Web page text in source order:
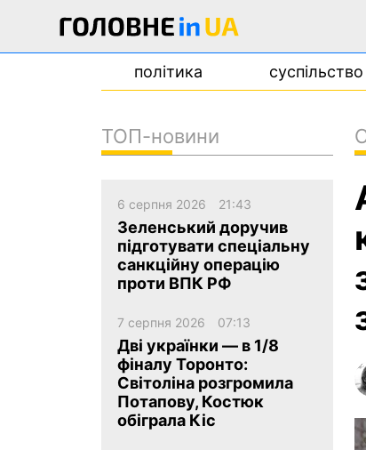
політика суспільство
ТОП-новини
6 серпня 2026 21:43
Зеленський доручив
підготувати спеціальну
санкційну операцію
проти ВПК РФ
7 серпня 2026 07:13
Дві українки — в 1/8
фіналу Торонто:
Світоліна розгромила
Потапову, Костюк
обіграла Кіс